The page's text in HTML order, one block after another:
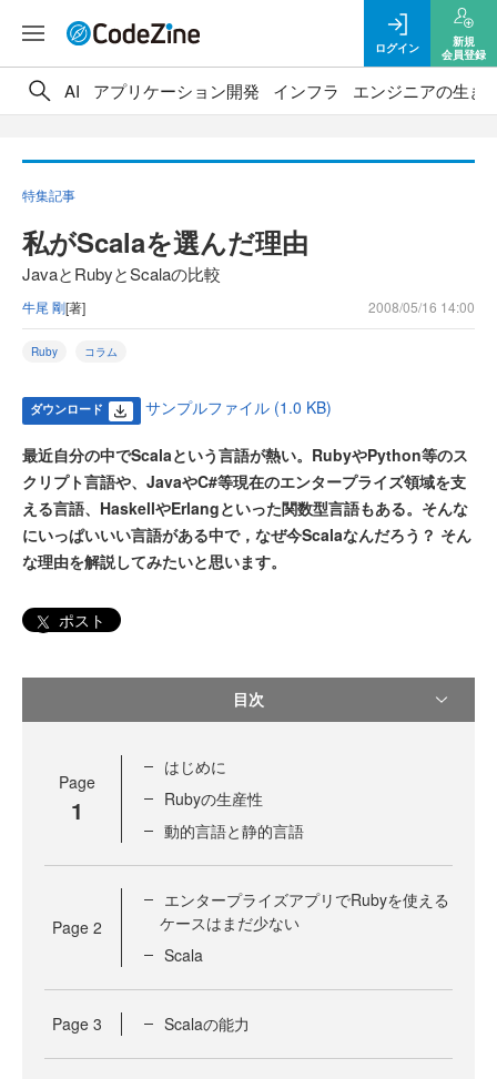
ログイン
新規
会員登録
AI アプリケーション開発 インフラ エンジニアの生き
特集記事
私がScalaを選んだ理由
JavaとRubyとScalaの比較
牛尾 剛[著] 2008/05/16 14:00
Ruby コラム
ダウンロード サンプルファイル (1.0 KB)
最近自分の中でScalaという言語が熱い。RubyやPython等のス
クリプト言語や、JavaやC#等現在のエンタープライズ領域を支
える言語、HaskellやErlangといった関数型言語もある。そんな
にいっぱいいい言語がある中で，なぜ今Scalaなんだろう？ そん
な理由を解説してみたいと思います。
ポスト
目次
Page
1
はじめに
Rubyの生産性
動的言語と静的言語
Page 2
エンタープライズアプリでRubyを使える
ケースはまだ少ない
Scala
Page 3 Scalaの能力